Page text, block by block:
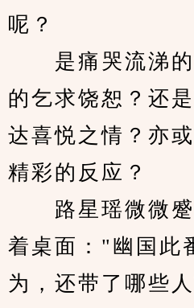
呢？
是痛哭流涕的
的乞求饶恕？还
达喜悦之情？亦
精彩的反应？
路星瑶微微蹙
着桌面："幽国此
为，还带了哪些